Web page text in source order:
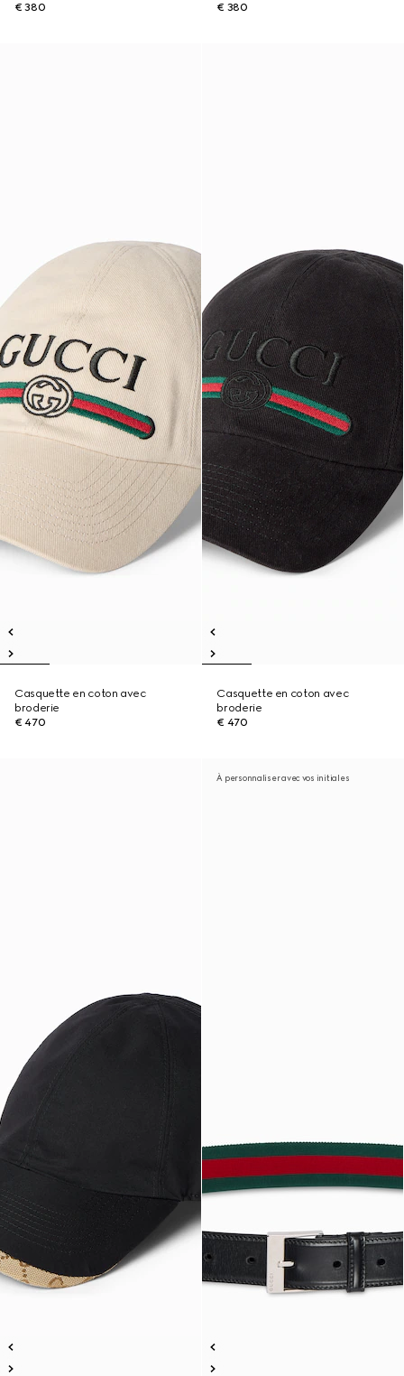
€ 380
€ 380
Casquette en coton avec
broderie
€ 470
Casquette en coton avec
broderie
€ 470
À personnaliser avec vos initiales